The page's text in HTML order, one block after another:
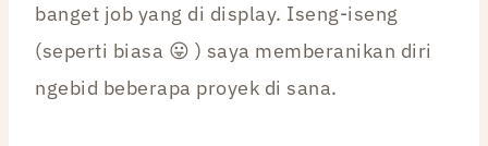
banget job yang di display. Iseng-iseng
(seperti biasa 😛 ) saya memberanikan diri
ngebid beberapa proyek di sana.